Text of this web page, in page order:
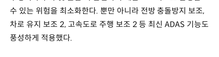
수 있는 위험을 최소화한다. 뿐만 아니라 전방 충돌방지 보조,
차로 유지 보조 2, 고속도로 주행 보조 2 등 최신 ADAS 기능도
풍성하게 적용했다.